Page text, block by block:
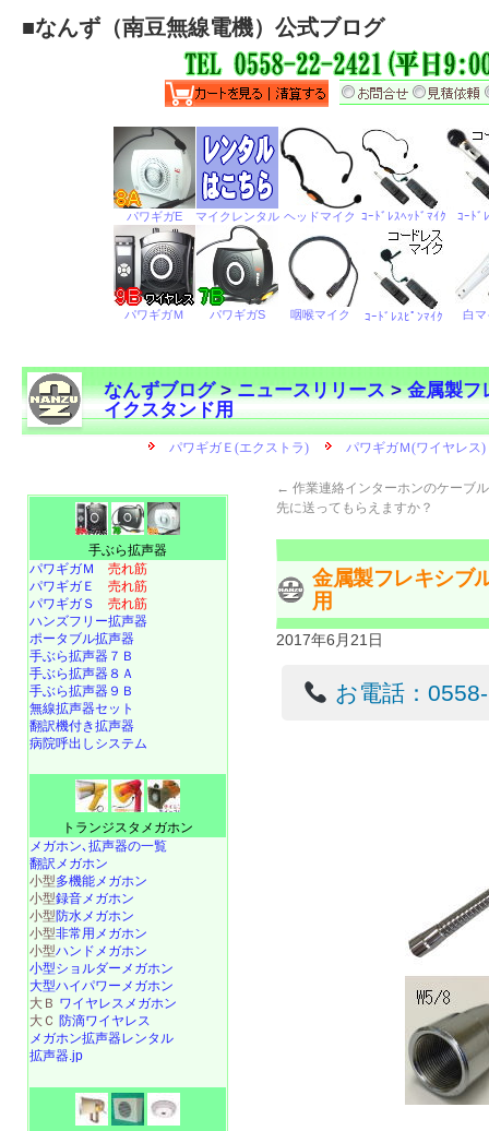
■なんず（南豆無線電機）公式ブログ
なんずブログ>ニュースリリース>金属製フ
イクスタンド用
← 作業連絡インターホンのケーブ
先に送ってもらえますか？
金属製フレキシブ
用
2017年6月21日
お電話：
手ぶら拡声器
パワギガＭ 売れ筋
パワギガＥ 売れ筋
パワギガＳ 売れ筋
ハンズフリー拡声器
ポータブル拡声器
手ぶら拡声器７Ｂ
手ぶら拡声器８Ａ
手ぶら拡声器９Ｂ
無線拡声器セット
翻訳機付き拡声器
病院呼出しシステム
トランジスタメガホン
メガホン､拡声器の一覧
翻訳メガホン
小型多機能メガホン
小型録音メガホン
小型防水メガホン
小型非常用メガホン
小型ハンドメガホン
小型ショルダーメガホン
大型ハイパワーメガホン
大Ｂ ワイヤレスメガホン
大Ｃ 防滴ワイヤレス
メガホン拡声器レンタル
拡声器.jp